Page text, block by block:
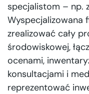
specjalistom – np.
Wyspecjalizowana
zrealizować cały
środowiskowej,
ocenami,
konsultacjami i
reprezentować